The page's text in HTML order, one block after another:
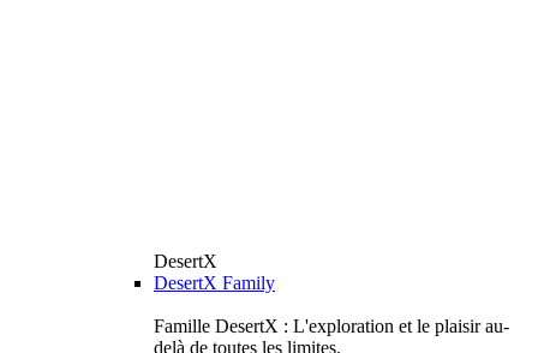
DesertX
DesertX Family
Famille DesertX : L'exploration et le plaisir au-
delà de toutes les limites.